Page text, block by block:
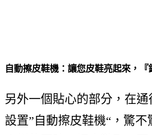
自動擦皮鞋機：讓您皮鞋亮起來，『
另外一個貼心的部分，在
設置”自動擦皮鞋機“，驚